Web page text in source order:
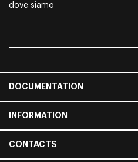
dove siamo
DOCUMENTATION
INFORMATION
CONTACTS